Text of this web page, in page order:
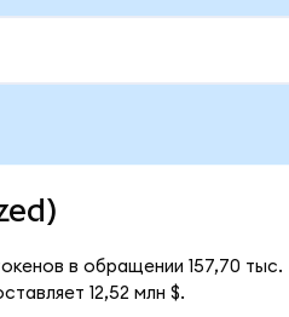
в обращении 157,70 тыс.
12,52 млн $.